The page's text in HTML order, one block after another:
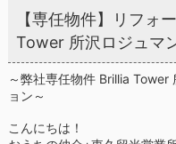
【専任物件】リフォ
Tower 所沢ロジュマ
～弊社専任物件 Brillia Tower
ョン～
こんにちは！